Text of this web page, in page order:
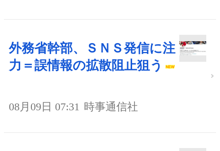
外務省幹部、ＳＮＳ発信に注
力＝誤情報の拡散阻止狙う
08月09日 07:31 時事通信社